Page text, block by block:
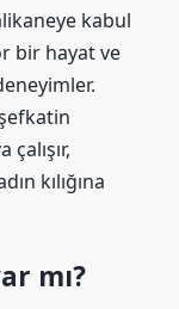
kabul
bir hayat ve
kılığına
mı?